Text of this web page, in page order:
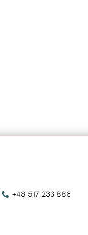
+48 517 233 886